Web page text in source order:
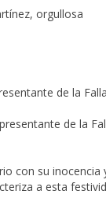
orgullosa
de la
de la
con su inocencia
a esta